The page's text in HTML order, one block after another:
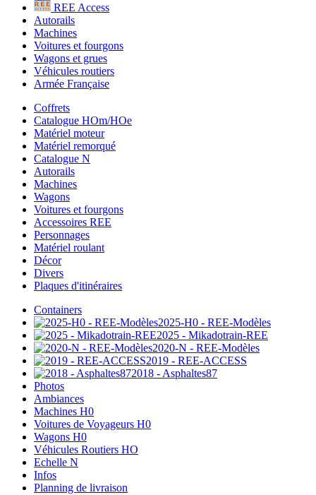
REE Access
Autorails
Machines
Voitures et fourgons
Wagons et grues
Véhicules routiers
Armée Française
Coffrets
Catalogue HOm/HOe
Matériel moteur
Matériel remorqué
Catalogue N
Autorails
Machines
Wagons
Voitures et fourgons
Accessoires REE
Personnages
Matériel roulant
Décor
Divers
Plaques d'itinéraires
Containers
2025-H0 - REE-Modèles
2025 - Mikadotrain-REE
2020-N - REE-Modèles
2019 - REE-ACCESS
2018 - Asphaltes87
Photos
Ambiances
Machines H0
Voitures de Voyageurs H0
Wagons H0
Véhicules Routiers HO
Echelle N
Infos
Planning de livraison